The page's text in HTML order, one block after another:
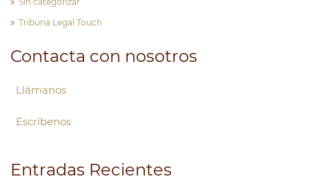
Tribuna Legal Touch
Contacta con nosotros
Llámanos
Escríbenos
Entradas Recientes